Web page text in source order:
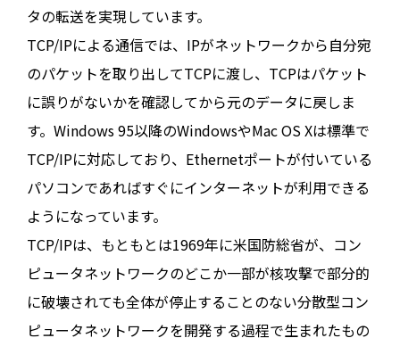
タの転送を実現しています。
TCP/IPによる通信では、IPがネットワークから自分宛
のパケットを取り出してTCPに渡し、TCPはパケット
に誤りがないかを確認してから元のデータに戻しま
す。Windows 95以降のWindowsやMac OS Xは標準で
TCP/IPに対応しており、Ethernetポートが付いている
パソコンであればすぐにインターネットが利用できる
ようになっています。
TCP/IPは、もともとは1969年に米国防総省が、コン
ピュータネットワークのどこか一部が核攻撃で部分的
に破壊されても全体が停止することのない分散型コン
ピュータネットワークを開発する過程で生まれたもの